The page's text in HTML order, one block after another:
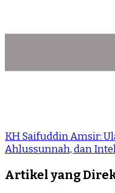
KH Saifuddin Amsir:
Ahlussunnah, dan
Artikel yang